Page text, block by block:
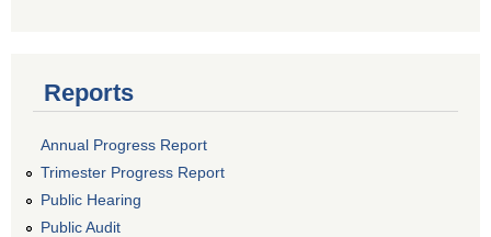
Reports
Annual Progress Report
Trimester Progress Report
Public Hearing
Public Audit